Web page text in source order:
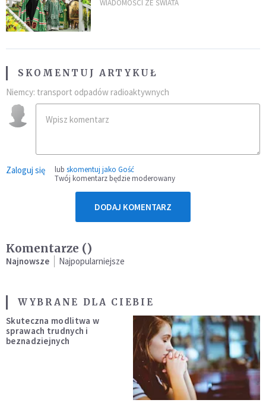
wychwala Putina
WIADOMOŚCI ZE ŚWIATA
SKOMENTUJ ARTYKUŁ
Niemcy: transport odpadów radioaktywnych
Zaloguj się lub skomentuj jako Gość
Twój komentarz będzie moderowany
DODAJ KOMENTARZ
Komentarze ()
Najnowsze Najpopularniejsze
WYBRANE DLA CIEBIE
Skuteczna modlitwa w
sprawach trudnych i
beznadziejnych